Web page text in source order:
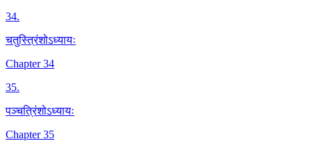
34.
चतुस्त्रिंशोऽध्यायः
Chapter 34
35.
पञ्चत्रिंशोऽध्यायः
Chapter 35